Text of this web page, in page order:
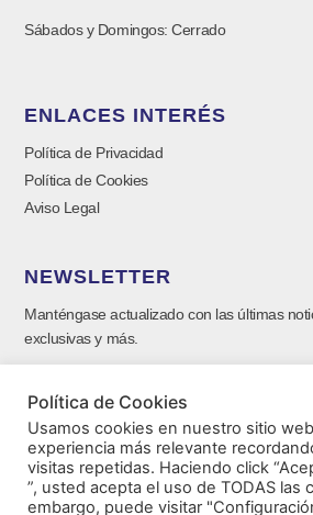
Sábados y Domingos: Cerrado
ENLACES INTERÉS
Política de Privacidad
Política de Cookies
Aviso Legal
NEWSLETTER
Manténgase actualizado con las últimas
exclusivas y más.
Política de Cookies
Usamos cookies en nuestro sitio
experiencia más relevante
visitas repetidas. Haciendo click
”, usted acepta el uso de TODAS las
embargo, puede visitar